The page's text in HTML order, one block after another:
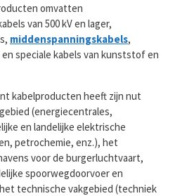
omvatten
van 500 kV en lager,
middenspanningskabels,
speciale kabels van kunststof en
kabelproducten heeft zijn nut
(energiecentrales,
en landelijke elektrische
petrochemie, enz.), het
voor de burgerluchtvaart,
spoorwegdoorvoer en
technische vakgebied (techniek